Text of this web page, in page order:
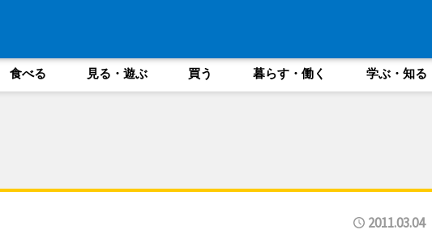
食べる 見る・遊ぶ 買う 暮らす・働く 学ぶ・知る
2011.03.04